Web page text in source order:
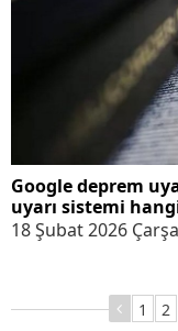
Google deprem
uyarı sistemi
18 Şubat 2026
1 2